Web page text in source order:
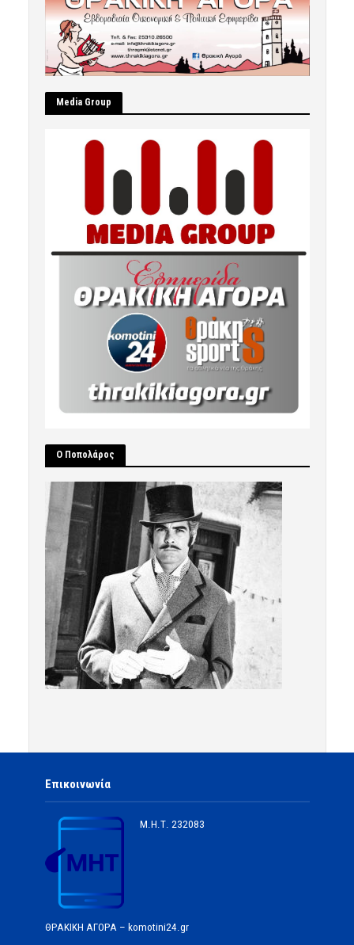
Μedia Group
Ο Ποπολάρος
Επικοινωνία
Μ.Η.Τ. 232083
ΘΡΑΚΙΚΗ ΑΓΟΡΑ – komotini24.gr